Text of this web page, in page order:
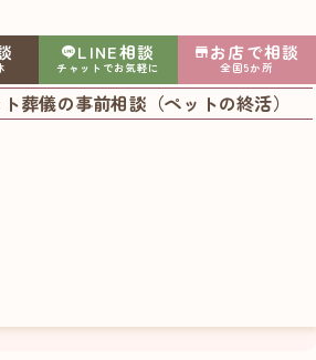
LINE相談
チャットでお気軽に
お店で相談
全国5か所
葬儀の事前相談（ペットの終活）